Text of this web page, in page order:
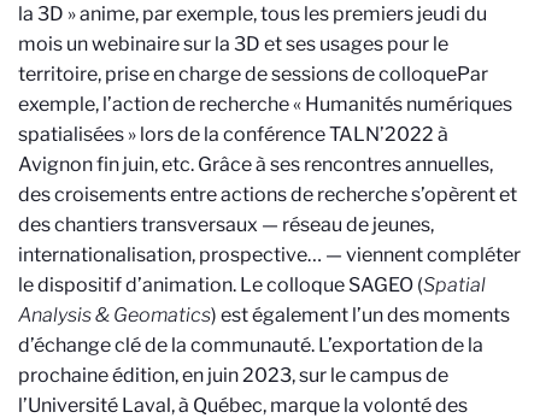
la 3D » anime, par exemple, tous les premiers jeudi du
mois un webinaire sur la 3D et ses usages pour le
territoire, prise en charge de sessions de colloquePar
exemple, l’action de recherche « Humanités numériques
spatialisées » lors de la conférence TALN’2022 à
Avignon fin juin, etc. Grâce à ses rencontres annuelles,
des croisements entre actions de recherche s’opèrent et
des chantiers transversaux — réseau de jeunes,
internationalisation, prospective… — viennent compléter
le dispositif d’animation. Le colloque SAGEO (Spatial
Analysis & Geomatics) est également l’un des moments
d’échange clé de la communauté. L’exportation de la
prochaine édition, en juin 2023, sur le campus de
l’Université Laval, à Québec, marque la volonté des